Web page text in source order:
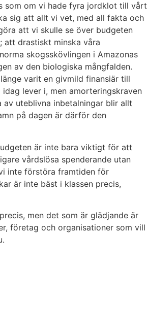
som om vi hade fyra jordklot till vårt
sig att allt vi vet, med all fakta och
att vi skulle se över budgeten
att drastiskt minska våra
skogsskövlingen i Amazonas
av den biologiska mångfalden.
varit en givmild finansiär till
lever i, men amorteringskraven
av uteblivna inbetalningar blir allt
på dagen är därför den
är inte bara viktigt för att
vårdslösa spenderande utan
inte förstöra framtiden för
är inte bäst i klassen precis,
men det som är glädjande är
företag och organisationer som vill